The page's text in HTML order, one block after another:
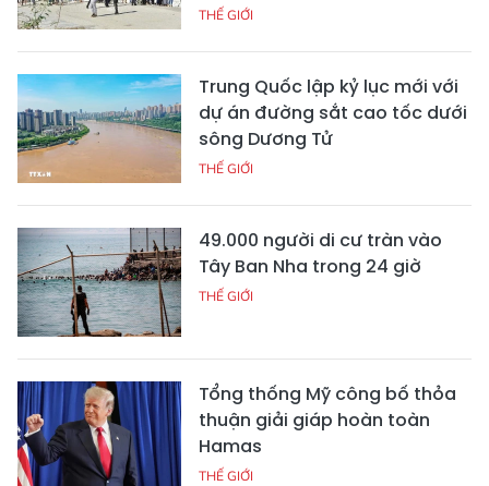
THẾ GIỚI
Trung Quốc lập kỷ lục mới với
dự án đường sắt cao tốc dưới
sông Dương Tử
THẾ GIỚI
49.000 người di cư tràn vào
Tây Ban Nha trong 24 giờ
THẾ GIỚI
Tổng thống Mỹ công bố thỏa
thuận giải giáp hoàn toàn
Hamas
THẾ GIỚI